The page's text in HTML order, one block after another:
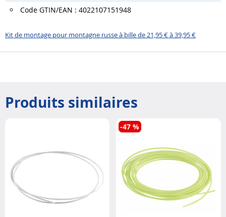
Code GTIN/EAN : 4022107151948
Kit de montage pour montagne russe à bille de 21,95 € à 39,95 €
Produits similaires
-47 %